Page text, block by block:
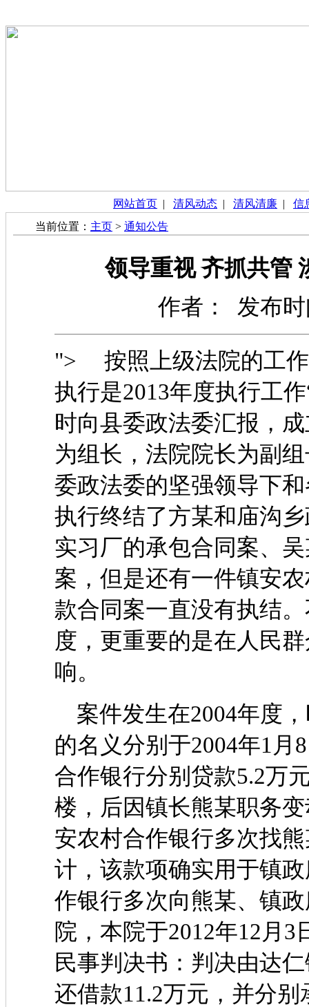
网站首页 | 清风动态 | 清风清廉 | 信
当前位置： 主页 > 通知公告
领导重视 齐抓共管
作者： 发布时
"> 按照上级法院的工作
执行是2013年度执行工
时向县委政法委汇报，
为组长，法院院长为副
委政法委的坚强领导下
执行终结了方某和庙沟
实习厂的承包合同案、
案，但是还有一件镇安
款合同案一直没有执结
度，更重要的是在人民
响。
案件发生在2004年度
的名义分别于2004年1月
合作银行分别贷款5.2万
楼，后因镇长熊某职务
安农村合作银行多次找
计，该款项确实用于镇
作银行多次向熊某、镇
院，本院于2012年12月3
民事判决书：判决由达
还借款11.2万元，并分